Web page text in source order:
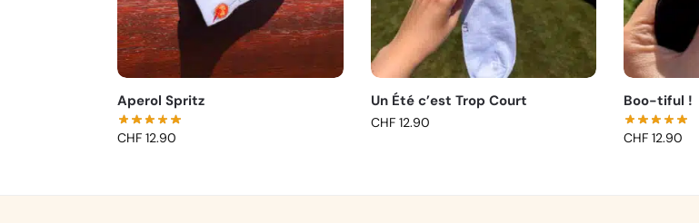
Aperol Spritz
CHF12.90
Un Été c’est Trop Court
CHF12.90
Boo-tiful !
CHF 12.90